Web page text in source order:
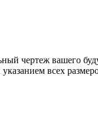
чертеж вашего
всех